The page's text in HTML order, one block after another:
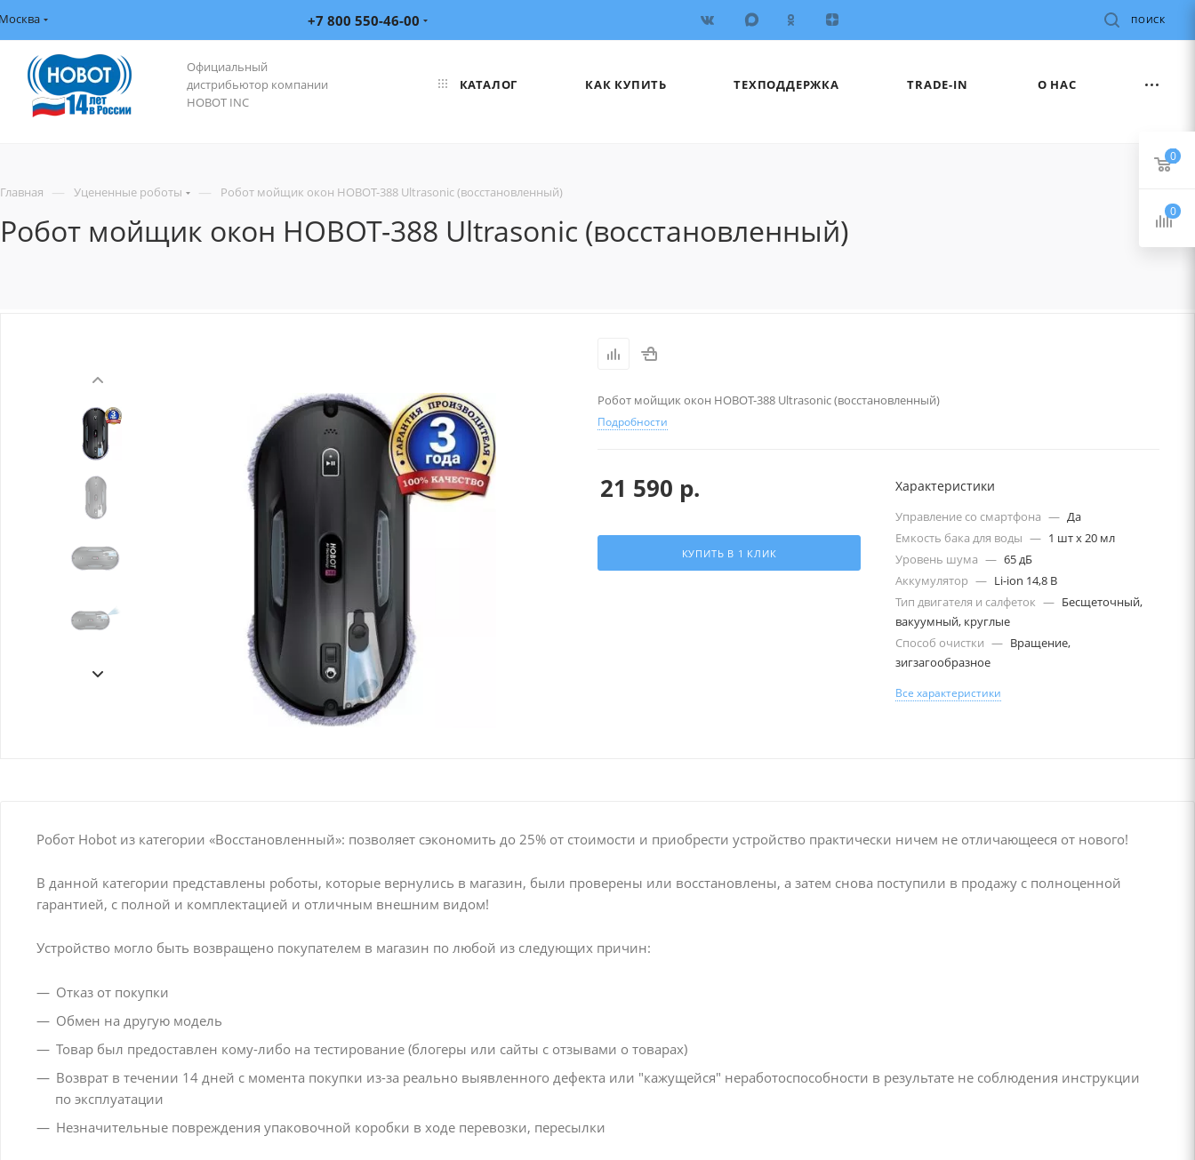
+7 800 550-46-00 ПОИСК
Официальный
дистрибьютор компании
HOBOT INC
КАТАЛОГ КАК КУПИТЬ ТЕХПОДДЕРЖКА TRADE-IN О НАС
Главная — Уцененные роботы — Робот мойщик окон HOBOT-388 Ultrasonic (восстановленный)
Робот мойщик окон HOBOT-388 Ultrasonic (восстановленный)
Робот мойщик окон HOBOT-388 Ultrasonic (восстановленный)
Подробности
21 590 р.
КУПИТЬ В 1 КЛИК
Характеристики
Управление со смартфона — Да
Емкость бака для воды — 1 шт х 20 мл
Уровень шума — 65 дБ
Аккумулятор — Li-ion 14,8 B
Тип двигателя и салфеток — Бесщеточный,
вакуумный, круглые
Способ очистки — Вращение,
зигзагообразное
Все характеристики
Робот Hobot из категории «Восстановленный»: позволяет сэкономить до 25% от стоимости и приобрести устройство практически ничем не отличающееся от нового!
В данной категории представлены роботы, которые вернулись в магазин, были проверены или восстановлены, а затем снова поступили в продажу с полноценной
гарантией, с полной и комплектацией и отличным внешним видом!
Устройство могло быть возвращено покупателем в магазин по любой из следующих причин:
Отказ от покупки
Обмен на другую модель
Товар был предоставлен кому-либо на тестирование (блогеры или сайты с отзывами о товарах)
Возврат в течении 14 дней с момента покупки из-за реально выявленного дефекта или "кажущейся" неработоспособности в результате не соблюдения инструкции
по эксплуатации
Незначительные повреждения упаковочной коробки в ходе перевозки, пересылки
0
0